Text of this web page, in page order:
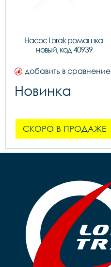
Насос Lorak ромашка
новый, код 40939
добавить в сравнение
Новинка
СКОРО В ПРОДАЖЕ